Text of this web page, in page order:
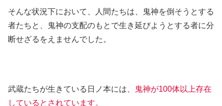
そんな状況下において、人間たちは、鬼神を倒そうとする
者たちと、鬼神の支配のもとで生き延びようとする者に分
断せざるをえませんでした。
武蔵たちが生きている日ノ本には、
鬼神が100体以上存在
しているとされています。